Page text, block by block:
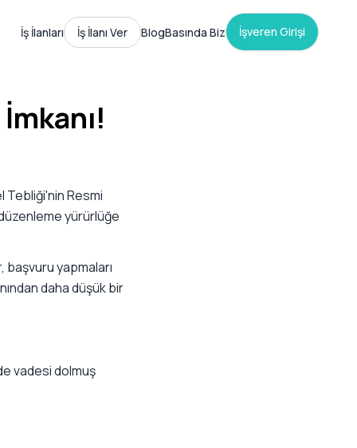
İş İlanları İş İlanı Ver BlogBasında Biz İşveren Girişi
Tebliği'nin Resmi
düzenleme yürürlüğe
yapmaları
daha düşük bir
vadesi dolmuş